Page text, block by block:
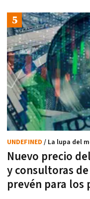
Nuevo precio
y consultoras
prevén para los
UNDEFINED / La lupa del